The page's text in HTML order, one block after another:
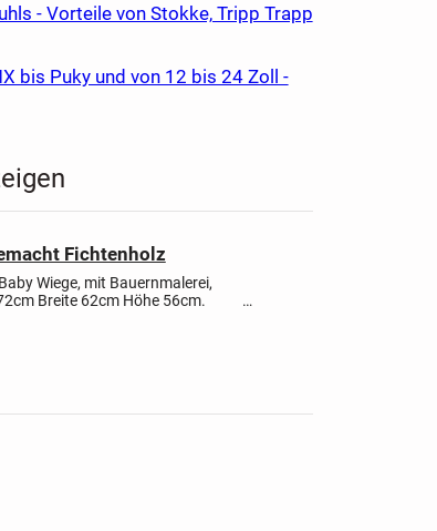
- Vorteile von Stokke, Tripp Trapp
bis Puky und von 12 bis 24 Zoll -
Fichtenholz
Wiege, mit Bauernmalerei,
72cm Breite 62cm Höhe 56cm.